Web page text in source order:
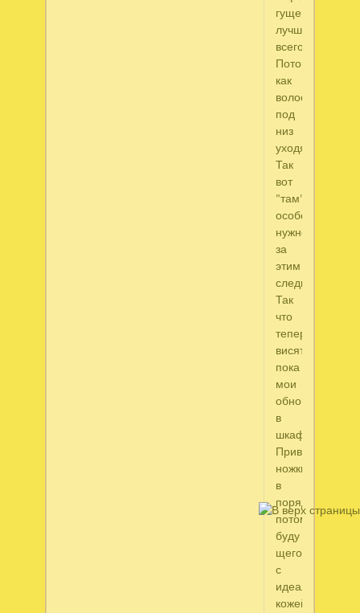
гущей
лучше
всего.
Потому
как
волоски
под
низ
уходят.
Так
вот
"там"
особенно
нужно
за
этим
следить.
Так
что
теперь
висят
пока
мои
обновочки
в
шкафу.
Приведу
ножки
в
порядок
потом
буду
щеголять
с
идеальной
кожей).